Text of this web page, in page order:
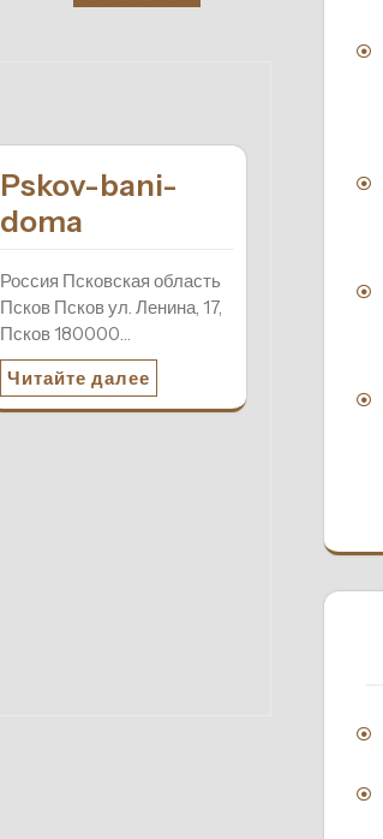
Pskov-bani-
doma
Россия Псковская область
Псков Псков ул. Ленина, 17,
Псков 180000…
Читайте далее